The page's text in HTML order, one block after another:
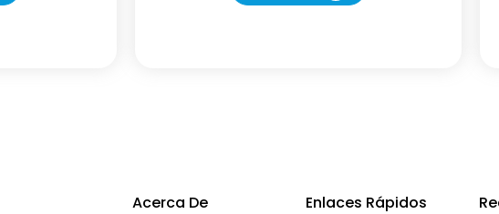
Acerca De
Enlaces Rápidos